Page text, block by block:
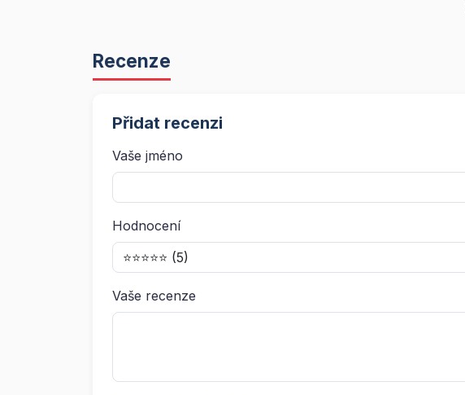
Recenze
Přidat recenzi
Vaše jméno
Hodnocení
Vaše recenze